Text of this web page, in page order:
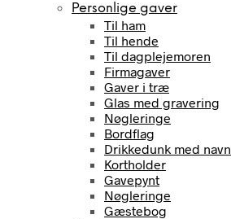
Personlige gaver
Til ham
Til hende
Til dagplejemoren
Firmagaver
Gaver i træ
Glas med gravering
Nøgleringe
Bordflag
Drikkedunk med navn
Kortholder
Gavepynt
Nøgleringe
Gæstebog